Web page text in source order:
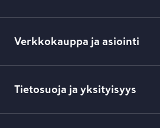
Lehdistötiedotteet
Toimipisteiden yhteystiedot
Verkkokauppa ja asiointi
Toimitustavat ja -kulut
Verkkokaupan peruuttamisilmoitus
Tietosuoja ja yksityisyys